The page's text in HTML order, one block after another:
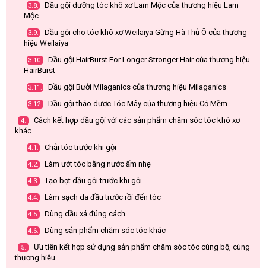
3.8.
Dầu gội dưỡng tóc khô xơ Lam Mộc của thương hiệu Lam
Mộc
3.9.
Dầu gội cho tóc khô xơ Weilaiya Gừng Hà Thủ Ô của thương
hiệu Weilaiya
3.10.
Dầu gội HairBurst For Longer Stronger Hair của thương hiệu
HairBurst
3.11. Dầu gội Bưởi Milaganics của thương hiệu Milaganics
3.12. Dầu gội thảo dược Tóc Mây của thương hiệu Cỏ Mềm
4.
Cách kết hợp dầu gội với các sản phẩm chăm sóc tóc khô xơ
khác
4.1. Chải tóc trước khi gội
4.2. Làm ướt tóc bằng nước ấm nhẹ
4.3. Tạo bọt dầu gội trước khi gội
4.4. Làm sạch da đầu trước rồi đến tóc
4.5. Dùng dầu xả đúng cách
4.6. Dùng sản phẩm chăm sóc tóc khác
5.
Ưu tiên kết hợp sử dụng sản phẩm chăm sóc tóc cùng bộ, cùng
thương hiệu